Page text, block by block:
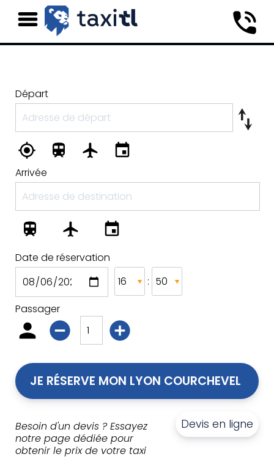
Départ
Arrivée
Date de réservation
:
Passager
Besoin d'un devis ? Essayez
notre page dédiée pour
obtenir le prix de votre taxi
Devis en ligne